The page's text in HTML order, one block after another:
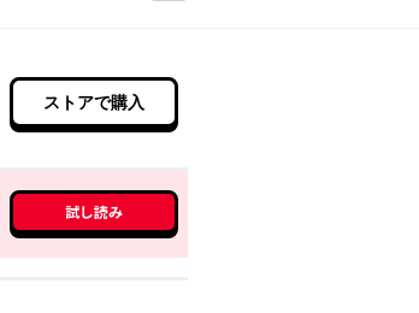
ストアで購入
試し読み